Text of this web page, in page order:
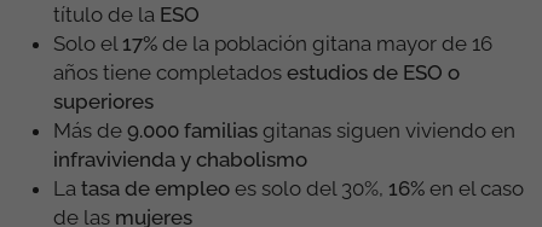
título de la ESO
Solo el 17% de la población gitana mayor de 16
años tiene completados estudios de ESO o
superiores
Más de 9.000 familias gitanas siguen viviendo en
infravivienda y chabolismo
La tasa de empleo es solo del 30%, 16% en el caso
de las mujeres